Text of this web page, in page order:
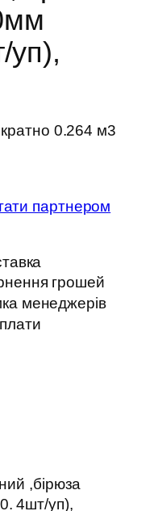
уп),
0.264 м3
партнером
грошей
менеджерів
,бірюза
4шт/уп),